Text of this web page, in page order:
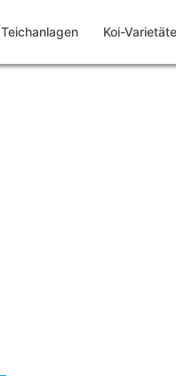
Teichanlagen Koi-